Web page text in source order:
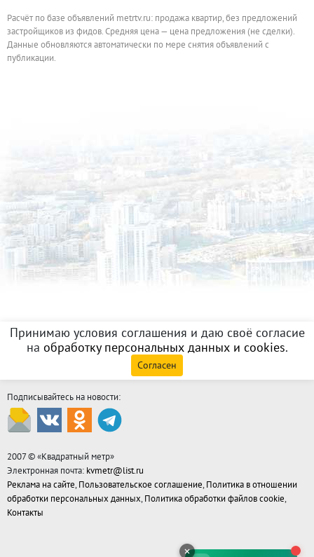
Расчёт по базе объявлений metrtv.ru: продажа квартир, без предложений
застройщиков из фидов. Средняя цена — цена предложения (не сделки).
Данные обновляются автоматически по мере снятия объявлений с
публикации.
Принимаю условия соглашения и даю своё согласие
на обработку персональных данных и cookies.
Согласен
Подписывайтесь на новости:
2007 © «Квадратный метр»
Электронная почта: kvmetr@list.ru
Реклама на сайте, Пользовательское соглашение, Политика в отношении
обработки персональных данных, Политика обработки файлов cookie,
Контакты